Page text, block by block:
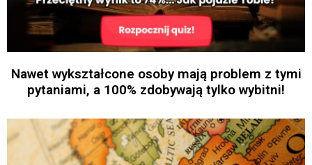
Nawet wykształcone osoby mają problem z tymi
pytaniami, a 100% zdobywają tylko wybitni!